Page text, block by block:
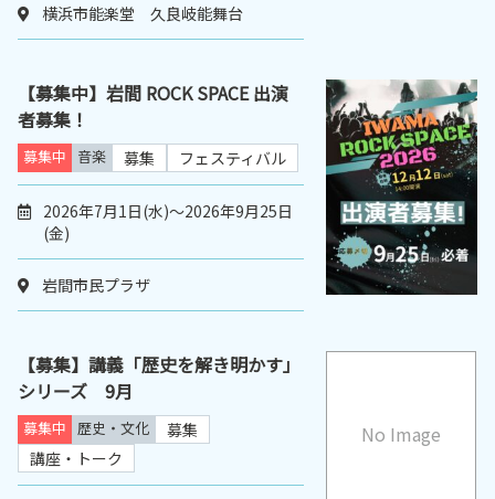
横浜市能楽堂 久良岐能舞台
【募集中】岩間 ROCK SPACE 出演
者募集！
募集中 音楽 募集 フェスティバル
2026年7月1日(水)～2026年9月25日
(金)
岩間市民プラザ
No Image
【募集】講義「歴史を解き明かす」
シリーズ 9月
募集中 歴史・文化
募集
講座・トーク